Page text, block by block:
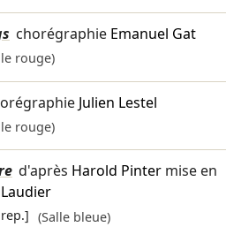
chorégraphie Emanuel Gat
rouge)
Julien Lestel
rouge)
d'après Harold Pintermise en
(Salle bleue)